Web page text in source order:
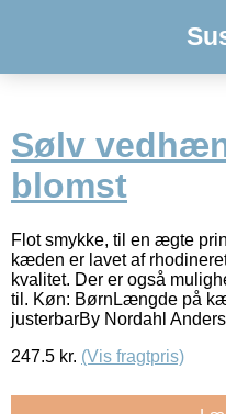
Sølv
blomst
Flot smykke, til en ægte
kæden er lavet af
kvalitet. Der er også
til. Køn: BørnLængde på
justerbarBy Nordahl
247.5 kr. (Vis fragtpris)